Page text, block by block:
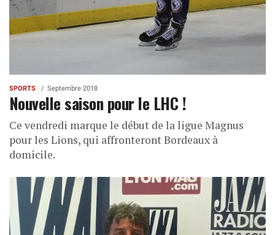
SPORTS Septembre 2018
Nouvelle saison pour le LHC !
Ce vendredi marque le début de la ligue Magnus
pour les Lions, qui affronteront Bordeaux à
domicile.